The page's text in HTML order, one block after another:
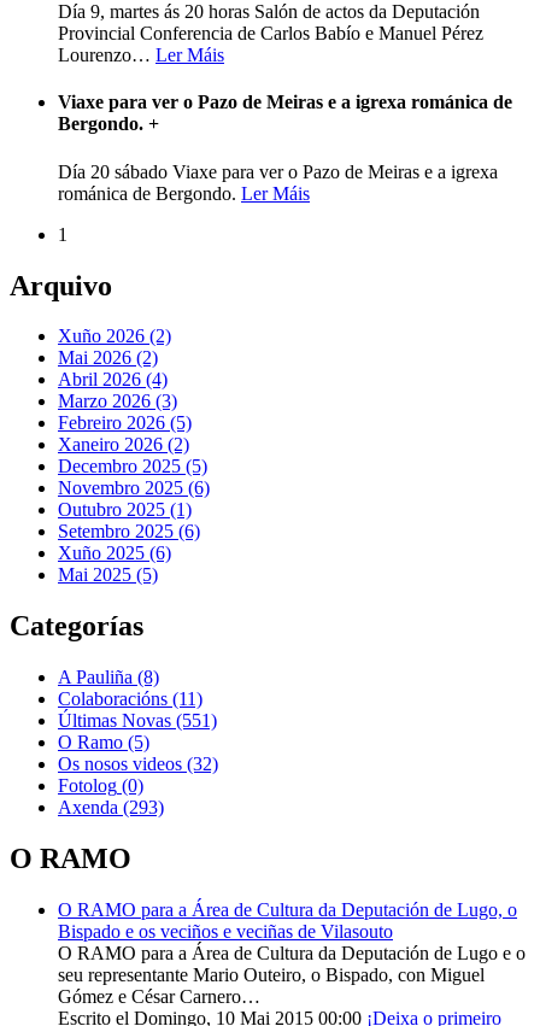
Día 9, martes ás 20 horas Salón de actos da Deputación
Provincial Conferencia de Carlos Babío e Manuel Pérez
Lourenzo… Ler Máis
Viaxe para ver o Pazo de Meiras e a igrexa románica de
Bergondo. +
Día 20 sábado Viaxe para ver o Pazo de Meiras e a igrexa
románica de Bergondo. Ler Máis
1
Arquivo
Xuño 2026 (2)
Mai 2026 (2)
Abril 2026 (4)
Marzo 2026 (3)
Febreiro 2026 (5)
Xaneiro 2026 (2)
Decembro 2025 (5)
Novembro 2025 (6)
Outubro 2025 (1)
Setembro 2025 (6)
Xuño 2025 (6)
Mai 2025 (5)
Categorías
A Pauliña (8)
Colaboracións (11)
Últimas Novas (551)
O Ramo (5)
Os nosos videos (32)
Fotolog (0)
Axenda (293)
O RAMO
O RAMO para a Área de Cultura da Deputación de Lugo, o
Bispado e os veciños e veciñas de Vilasouto
O RAMO para a Área de Cultura da Deputación de Lugo e o
seu representante Mario Outeiro, o Bispado, con Miguel
Gómez e César Carnero…
Escrito el Domingo, 10 Mai 2015 00:00 ¡Deixa o primeiro